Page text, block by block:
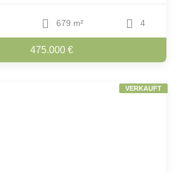
679 m² 4
475.000 €
VERKAUFT